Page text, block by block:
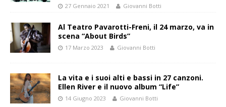
27 Gennaio 2021 Giovanni Botti
Al Teatro Pavarotti-Freni, il 24 marzo, va in
scena “About Birds”
17 Marzo 2023 Giovanni Botti
La vita e i suoi alti e bassi in 27 canzoni.
Ellen River e il nuovo album “Life”
14 Giugno 2023 Giovanni Botti